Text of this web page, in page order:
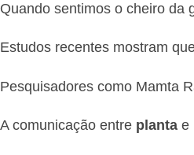
Quando sentimos o cheiro da
Estudos recentes mostram
Pesquisadores como Mamta
A comunicação entre planta e